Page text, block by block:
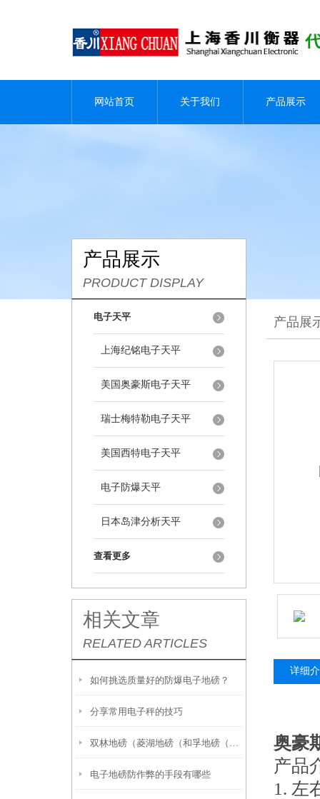
网站首页 关于我们 产品展示
产品展示
PRODUCT DISPLAY
电子天平
上海纪铭电子天平
美国奥豪斯电子天平
瑞士梅特勒电子天平
美国西特电子天平
电子防爆天平
日本岛津分析天平
查看更多
相关文章
RELATED ARTICLES
如何挑选质量好的防爆电子地磅？
分享常用电子秤的技巧
双林地磅（菱湖地磅（和孚地磅（仁皇山地磅
电子地磅防作弊的手段有哪些
产品展
详细
奥豪
产品
1. 左